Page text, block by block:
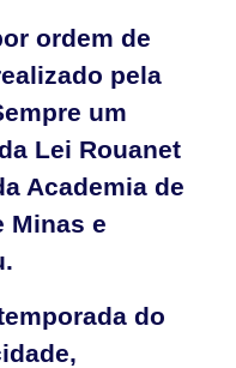
ordem de
pela
um
Lei Rouanet
Academia de
Minas e
do